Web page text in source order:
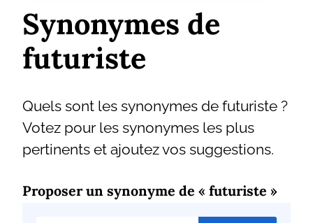
Synonymes de
futuriste
Quels sont les synonymes de futuriste ?
Votez pour les synonymes les plus
pertinents et ajoutez vos suggestions.
Proposer un synonyme de « futuriste »